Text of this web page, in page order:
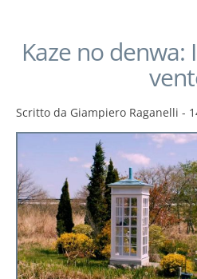
Kaze no denwa:
Scritto da Giampiero Raganelli -